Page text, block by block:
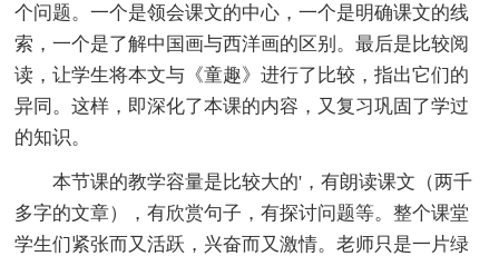
个问题。一个是领会课文的中心，一个是明确课文的线
索，一个是了解中国画与西洋画的区别。最后是比较阅
读，让学生将本文与《童趣》进行了比较，指出它们的
异同。这样，即深化了本课的内容，又复习巩固了学过
的知识。
本节课的教学容量是比较大的'，有朗读课文（两千
多字的文章），有欣赏句子，有探讨问题等。整个课堂
学生们紧张而又活跃，兴奋而又激情。老师只是一片绿